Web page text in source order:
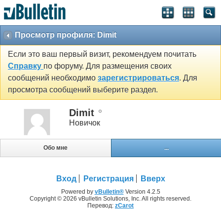
Просмотр профиля: Dimit
Если это ваш первый визит, рекомендуем почитать
Справку по форуму. Для размещения своих
сообщений необходимо зарегистрироваться. Для
просмотра сообщений выберите раздел.
Dimit
Новичок
Обо мне ...
Вход Регистрация Вверх
Powered by vBulletin®Version 4.2.5
Copyright © 2026 vBulletin Solutions, Inc. All rights reserved.
Перевод: zCarot